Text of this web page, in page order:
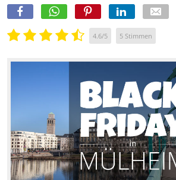
4.6/5 5 Stimmen